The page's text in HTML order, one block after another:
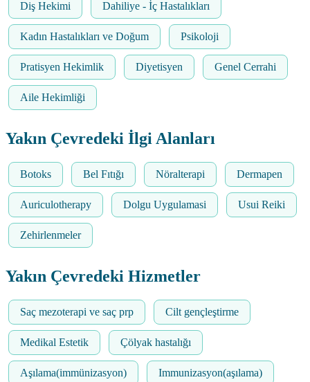
Diş Hekimi Dahiliye - İç Hastalıkları
Kadın Hastalıkları ve Doğum Psikoloji
Pratisyen Hekimlik Diyetisyen Genel Cerrahi
Aile Hekimliği
Yakın Çevredeki İlgi Alanları
Botoks Bel Fıtığı Nöralterapi Dermapen
Auriculotherapy Dolgu Uygulamasi Usui Reiki
Zehirlenmeler
Yakın Çevredeki Hizmetler
Saç mezoterapi ve saç prp Cilt gençleştirme
Medikal Estetik Çölyak hastalığı
Aşılama(immünizasyon) Immunizasyon(aşılama)